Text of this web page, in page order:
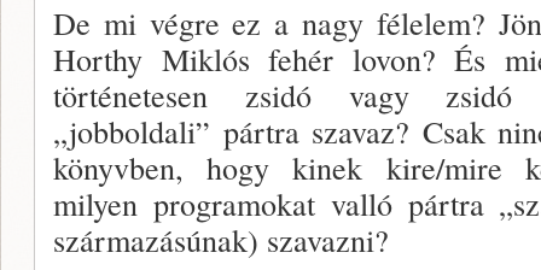
De mi végre ez a nagy félelem?
Horthy Miklós fe­hér lovon? És
történetesen zsidó vagy zsidó
„jobboldali” pártra sza­vaz? Csak
könyvben, hogy kinek kire/mire
milyen programokat valló pártra
származásúnak) szavazni?